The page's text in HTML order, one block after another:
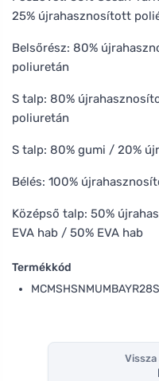
25% újrahasznosított
Belsőrész: 80%
poliuretán
S talp: 80%
poliuretán
S talp: 80% gumi / 20%
Bélés: 100%
Középső talp: 50%
EVA hab / 50% EVA hab
Termékkód